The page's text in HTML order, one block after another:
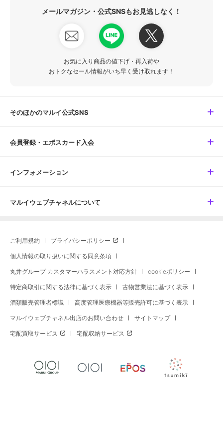
メールマガジン・公式SNSもお見逃しなく！
お気に入り商品の値下げ・再入荷や
おトクなセール情報がいち早く受け取れます！
そのほかのマルイ公式SNS
会員登録・エポスカード入会
インフォメーション
マルイウェブチャネルについて
ご利用規約 プライバシーポリシー
個人情報の取り扱いに関する同意条項
丸井グループ カスタマーハラスメント対応方針 cookieポリシー
特定商取引に関する法律に基づく表示 古物営業法に基づく表示
酒類販売管理者標識 高度管理医療機器等販売許可に基づく表示
マルイウェブチャネル出店のお問い合わせ サイトマップ
宅配買取サービス 宅配収納サービス